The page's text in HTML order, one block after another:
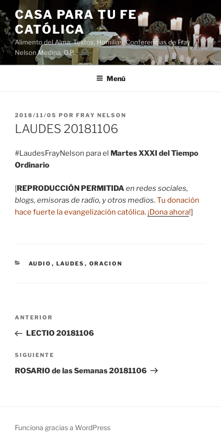
Saltar
al
contenido
CASA PARA TU FE
CATÓLICA
Alimento del Alma: Textos, Homilias, Conferencias de Fray
Nelson Medina, O.P.
Menú
PUBLICADO
EL
2018/11/05 POR FRAY NELSON
LAUDES 20181106
#LaudesFrayNelson para el Martes XXXI del Tiempo
Ordinario
[REPRODUCCIÓN PERMITIDAen redes sociales,
blogs, emisoras de radio, y otros medios.Tu donación
hace fuerte la evangelización católica. ¡Dona ahora!]
CATEGORÍAS
AUDIO , LAUDES , ORACION
Navegación
entradas
Entrada
anterior:
ANTERIOR
LECTIO 20181106
Siguiente
entrada
SIGUIENTE
ROSARIO de las Semanas 20181106
Funciona gracias a WordPress